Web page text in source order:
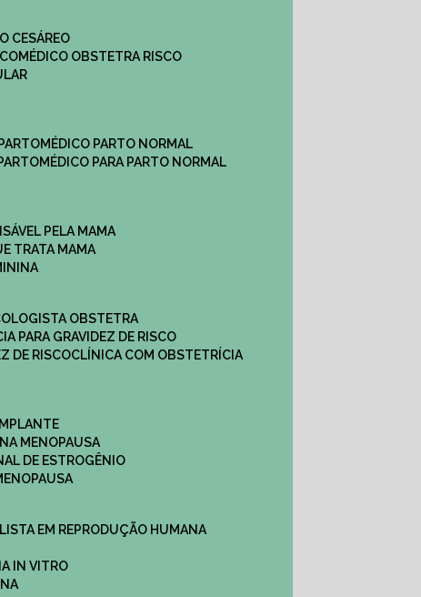
CESÁREO
MÉDICO OBSTETRA RISCO
MÉDICO PARTO NORMAL
MÉDICO PARA PARTO NORMAL
PELA MAMA
TRATA MAMA
OBSTETRA
PARA GRAVIDEZ DE RISCO
DE RISCO
CLÍNICA COM OBSTETRÍCIA
MENOPAUSA
DE ESTROGÊNIO
EM REPRODUÇÃO HUMANA
IN VITRO